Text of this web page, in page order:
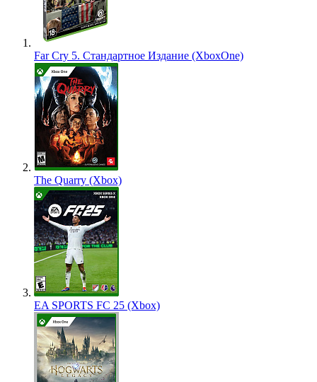
Far Cry 5. Стандартное Издание (XboxOne)
The Quarry (Xbox)
EA SPORTS FC 25 (Xbox)